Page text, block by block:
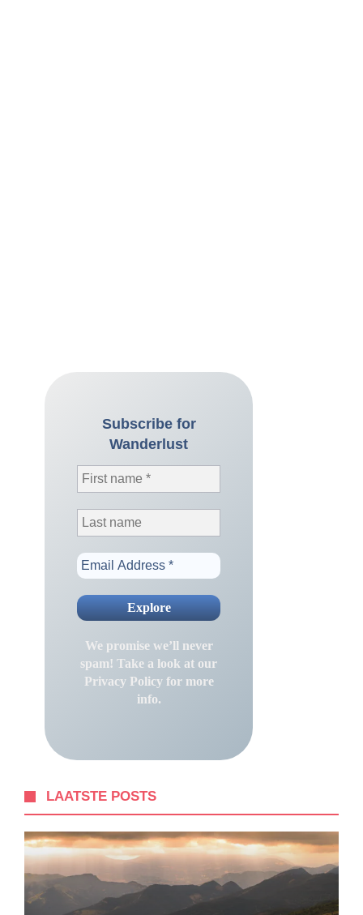
Subscribe for
Wanderlust
We promise we’ll never
spam! Take a look at our
Privacy Policyfor more
info.
LAATSTE POSTS